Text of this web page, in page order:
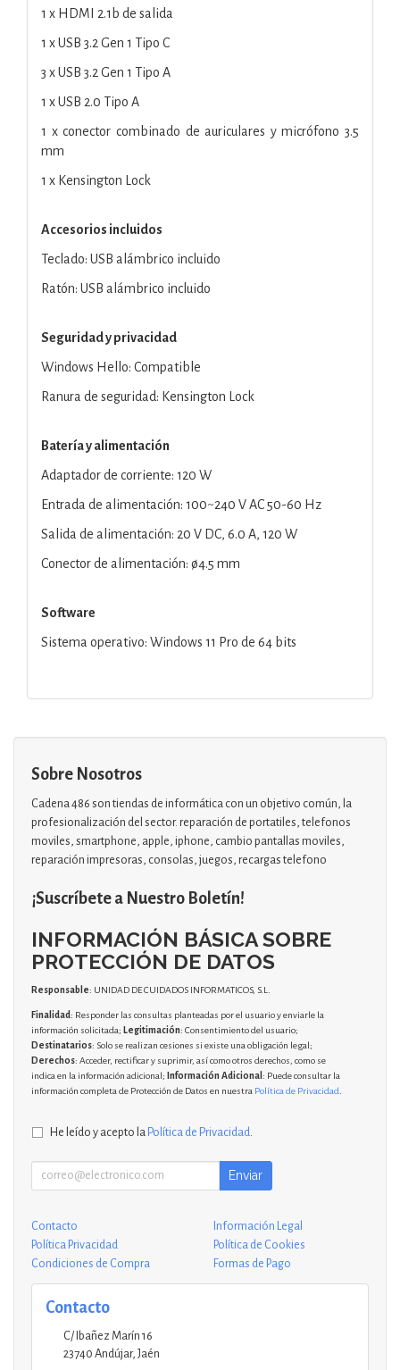
1 x HDMI 2.1b de salida
1 x USB 3.2 Gen 1 Tipo C
3 x USB 3.2 Gen 1 Tipo A
1 x USB 2.0 Tipo A
1 x conector combinado de auriculares y micrófono 3.5
mm
1 x Kensington Lock
Accesorios incluidos
Teclado: USB alámbrico incluido
Ratón: USB alámbrico incluido
Seguridad y privacidad
Windows Hello: Compatible
Ranura de seguridad: Kensington Lock
Batería y alimentación
Adaptador de corriente: 120 W
Entrada de alimentación: 100~240 V AC 50-60 Hz
Salida de alimentación: 20 V DC, 6.0 A, 120 W
Conector de alimentación: ø4.5 mm
Software
Sistema operativo: Windows 11 Pro de 64 bits
Sobre Nosotros
Cadena 486 son tiendas de informática con un objetivo común, la
profesionalización del sector. reparación de portatiles, telefonos
moviles, smartphone, apple, iphone, cambio pantallas moviles,
reparación impresoras, consolas, juegos, recargas telefono
¡Suscríbete a Nuestro Boletín!
INFORMACIÓN BÁSICA SOBRE
PROTECCIÓN DE DATOS
Responsable: UNIDAD DE CUIDADOS INFORMATICOS, S.L.
Finalidad: Responder las consultas planteadas por el usuario y enviarle la
información solicitada; Legitimación: Consentimiento del usuario;
Destinatarios: Solo se realizan cesiones si existe una obligación legal;
Derechos: Acceder, rectificar y suprimir, así como otros derechos, como se
indica en la información adicional; Información Adicional : Puede consultar la
información completa de Protección de Datos en nuestra Política de Privacidad
He leído y acepto la Política de Privacidad
Enviar
Contacto
Información Legal
Política Privacidad
Política de Cookies
Condiciones de Compra
Formas de Pago
Contacto
C/ Ibañez Marín 16
23740 Andújar, Jaén